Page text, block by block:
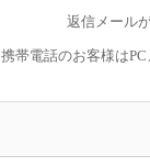
返信メール
帯電話のお客様は